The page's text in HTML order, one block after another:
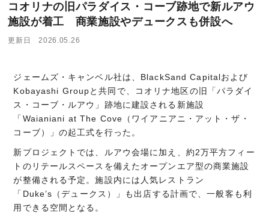
コオリナの旧パラダイス・コーブ跡地で新ルアウ
施設が着工 商業施設やデュークスも併設へ
更新日 2026.05.26
ジェームズ・キャンベル社は、BlackSand Capitalおよび
Kobayashi Groupと共同で、コオリナ地区の旧「パラダイ
ス・コーブ・ルアウ」跡地に建設される新施設
「Waianiani at The Cove（ワイアニアニ・アット・ザ・
コーブ）」の起工式を行った。
新プロジェクトでは、ルアウ会場に加え、約2万平方フィー
トのリテールスペースを備えたオープンエア型の商業施設
が整備される予定。施設内には人気レストラン
「Duke’s（デュークス）」も出店する計画で、一般客も利
用できる空間となる。